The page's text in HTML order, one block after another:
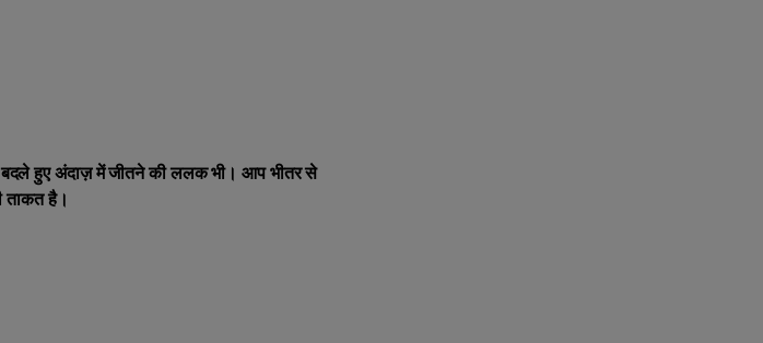
बदले हुए अंदाज़ में जीतने की ललक भी। आप भीतर से
ताकत है।